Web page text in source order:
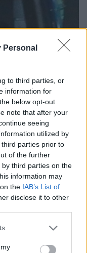
Personal
to third parties, or
information for
below opt-out
note that after your
seeing
utilized by
parties prior to
of the further
third parties on the
information may
the IAB’s List of
disclose it to other
or more Google
You may click to
βίντεο και